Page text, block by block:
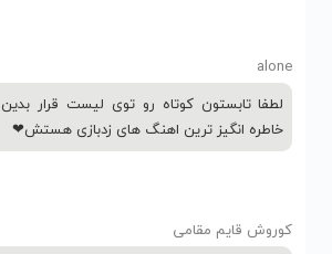
alone
لطفا تابستون کوتاه رو توی لیست قرار
خاطره انگیز ترین اهنگ های زدبازی هستش❤
کوروش قایم مقامی